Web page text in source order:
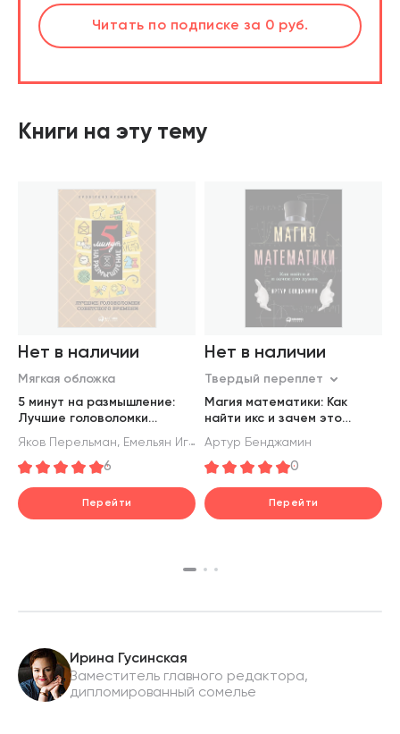
Читать по подписке за 0 руб.
Читать по подписке за 0 руб.
Книги на эту тему
Нет в наличии
Мягкая обложка
5 минут на размышление:
Лучшие головоломки
советского времени
Яков Перельман, Емельян Игнатьев
6
Перейти
Нет в наличии
Твердый переплет
Магия математики: Как
найти икс и зачем это
нужно
Артур Бенджамин
0
Перейти
Ирина Гусинская
Заместитель главного редактора,
дипломированный сомелье